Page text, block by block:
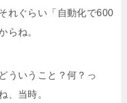
れぐらい「自動化で600
らね。
ういうこと？何？っ
、当時。